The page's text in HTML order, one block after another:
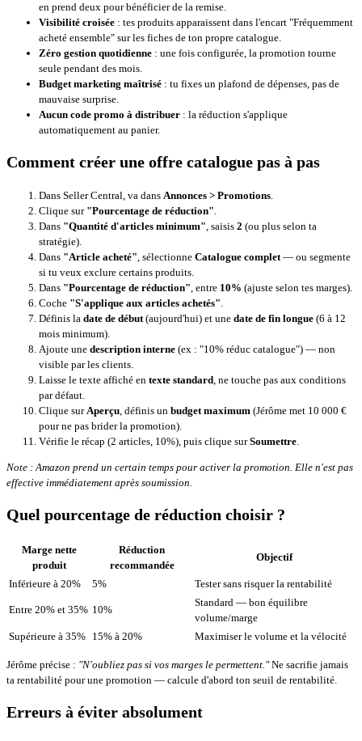
en prend deux pour bénéficier de la remise.
Visibilité croisée : tes produits apparaissent dans l'encart "Fréquemment
acheté ensemble" sur les fiches de ton propre catalogue.
Zéro gestion quotidienne : une fois configurée, la promotion tourne
seule pendant des mois.
Budget marketing maîtrisé : tu fixes un plafond de dépenses, pas de
mauvaise surprise.
Aucun code promo à distribuer : la réduction s'applique
automatiquement au panier.
Comment créer une offre catalogue pas à pas
Dans Seller Central, va dans Annonces > Promotions
Clique sur "Pourcentage de réduction"
Dans "Quantité d'articles minimum" , saisis 2 (ou plus selon ta
stratégie).
Dans "Article acheté" , sélectionne Catalogue complet — ou segmente
si tu veux exclure certains produits.
Dans "Pourcentage de réduction" , entre 10% (ajuste selon tes marges).
Coche "S'applique aux articles achetés"
Définis la date de début (aujourd'hui) et une date de fin longue (6 à 12
mois minimum).
Ajoute une description interne (ex : "10% réduc catalogue") — non
visible par les clients.
Laisse le texte affiché en texte standard , ne touche pas aux conditions
par défaut.
Clique sur Aperçu , définis un budget maximum (Jérôme met 10 000 €
pour ne pas brider la promotion).
Vérifie le récap (2 articles, 10%), puis clique surSoumettre
Note : Amazon prend un certain temps pour activer la promotion. Elle n'est pas
effective immédiatement après soumission.
Quel pourcentage de réduction choisir ?
Marge nette
produit
Réduction
recommandée
Objectif
Inférieure à 20% 5% Tester sans risquer la rentabilité
Entre 20% et 35% 10%
Standard — bon équilibre
volume/marge
Supérieure à 35% 15% à 20% Maximiser le volume et la vélocité
Jérôme précise : "N'oubliez pas si vos marges le permettent."Ne sacrifie jamais
ta rentabilité pour une promotion — calcule d'abord ton seuil de rentabilité.
Erreurs à éviter absolument